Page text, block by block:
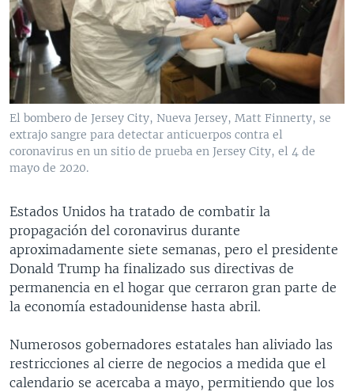
El bombero de Jersey City, Nueva Jersey, Matt Finnerty, se
extrajo sangre para detectar anticuerpos contra el
coronavirus en un sitio de prueba en Jersey City, el 4 de
mayo de 2020.
Estados Unidos ha tratado de combatir la
propagación del coronavirus durante
aproximadamente siete semanas, pero el presidente
Donald Trump ha finalizado sus directivas de
permanencia en el hogar que cerraron gran parte de
la economía estadounidense hasta abril.
Numerosos gobernadores estatales han aliviado las
restricciones al cierre de negocios a medida que el
calendario se acercaba a mayo, permitiendo que los